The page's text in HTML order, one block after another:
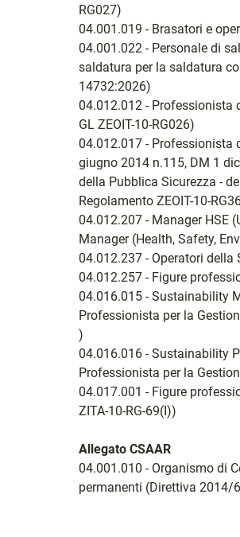
RG027)
04.001.019 - Brasatori e
04.001.022 - Personale di
saldatura per la saldatura
14732:2026)
04.012.012 - Professionista
GL ZEOIT-10-RG026)
04.012.017 - Professionista
giugno 2014 n.115, DM 1
della Pubblica Sicurezza -
Regolamento ZEOIT-10-
04.012.207 - Manager HSE
Manager (Health, Safety,
04.012.237 - Operatori
04.012.257 - Figure
04.016.015 - Sustainability
Professionista per la
)
04.016.016 - Sustainability
Professionista per la
04.017.001 - Figure
ZITA-10-RG-69(I))
Allegato CSAAR
04.001.010 - Organismo di
permanenti (Direttiva 2014/